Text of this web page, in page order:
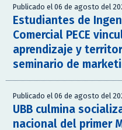
Publicado el 06 de agosto del
Estudiantes de
Comercial PECE
aprendizaje y
seminario de
Publicado el 06 de agosto del
UBB culmina
nacional del primer